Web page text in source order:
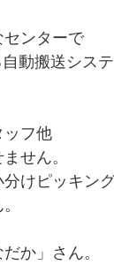
ンターで
動搬送シス
ッフ他
せん。
けピッキン
か」さん。